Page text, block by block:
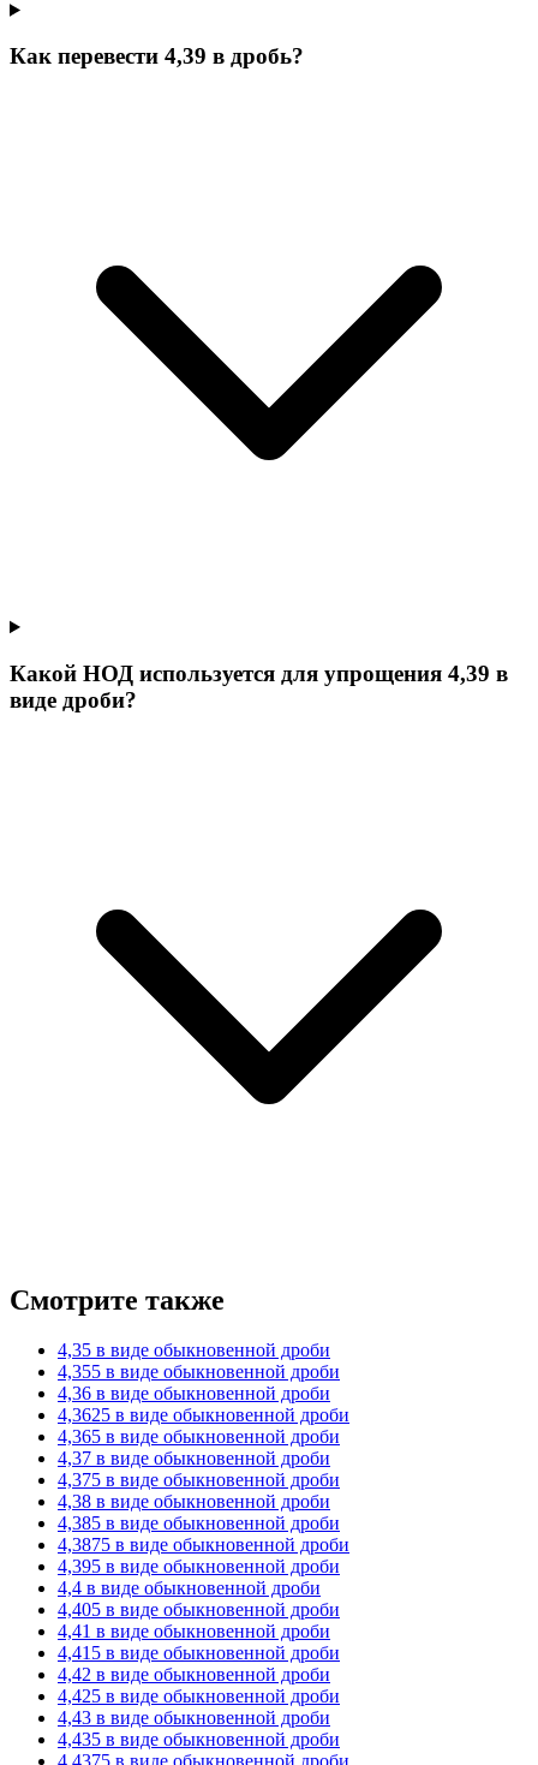
Как перевести 4,39 в дробь?
Какой НОД используется для упрощения 4,39 в
виде дроби?
Смотрите также
4,35 в виде обыкновенной дроби
4,355 в виде обыкновенной дроби
4,36 в виде обыкновенной дроби
4,3625 в виде обыкновенной дроби
4,365 в виде обыкновенной дроби
4,37 в виде обыкновенной дроби
4,375 в виде обыкновенной дроби
4,38 в виде обыкновенной дроби
4,385 в виде обыкновенной дроби
4,3875 в виде обыкновенной дроби
4,395 в виде обыкновенной дроби
4,4 в виде обыкновенной дроби
4,405 в виде обыкновенной дроби
4,41 в виде обыкновенной дроби
4,415 в виде обыкновенной дроби
4,42 в виде обыкновенной дроби
4,425 в виде обыкновенной дроби
4,43 в виде обыкновенной дроби
4,435 в виде обыкновенной дроби